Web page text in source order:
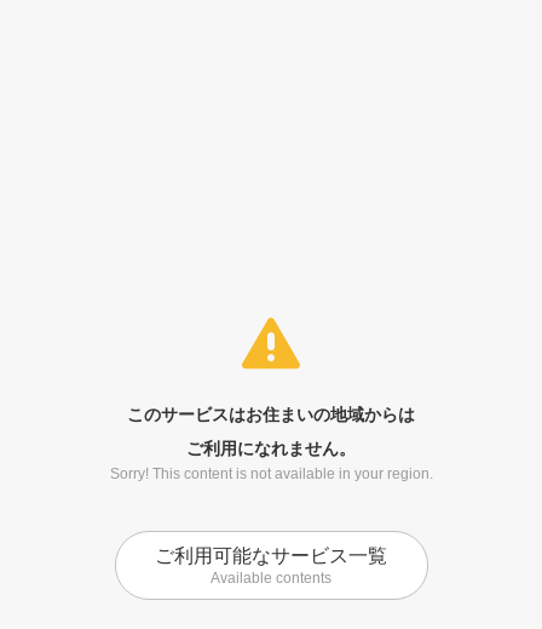
このサービスはお住まいの地域からは
ご利用になれません。
Sorry! This content is not available in your region.
ご利用可能なサービス一覧
Available contents